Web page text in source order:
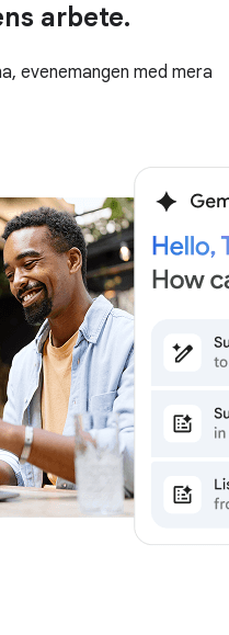
arbete.
evenemangen med mera